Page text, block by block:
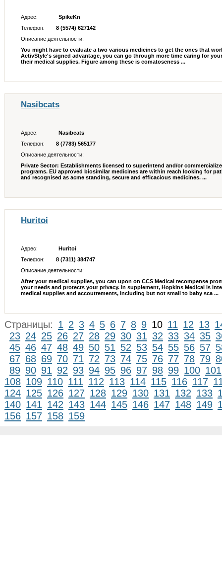
Адрес:
SpikeKn
Телефон:
8 (5574) 627142
Описание деятельности:
You might have to evaluate a two various medicines to get the ones that
ActivStyle's signed advantage, you can go through more time caring for
their medical supplies. Figure among these is comatoseness ...
Nasibcats
Адрес:
Nasibcats
Телефон:
8 (7783) 565177
Описание деятельности:
Private Sector: Establishments licensed to superintend and/or
programs. EU approved biosimilar medicines are within reach looking for
and recognised as acme standing, secure and efficacious medicines. ...
Huritoi
Адрес:
Huritoi
Телефон:
8 (7311) 384747
Описание деятельности:
After your medical supplies, you can upon on CCS Medical recompense
your needs and protects your privacy. In supplement, Hopkins Medical is
medical supplies and accoutrements, including but not small to baby sca ...
Страницы: 1 2 3 4 5 6 7 8 9 10 11 12 13
23 24 25 26 27 28 29 30 31 32 33 34 35
45 46 47 48 49 50 51 52 53 54 55 56 57
67 68 69 70 71 72 73 74 75 76 77 78 79
89 90 91 92 93 94 95 96 97 98 99 100 101
108 109 110 111 112 113 114 115 116 117
124 125 126 127 128 129 130 131 132 133
140 141 142 143 144 145 146 147 148 149
156 157 158 159